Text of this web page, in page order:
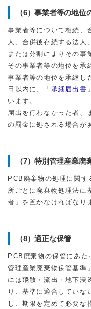
（6）事業者等の地位
事業者等について相続、
人、合併後存続する法人
または分割によりその事
その事業者等の地位を承
事業者等の地位を承継し
日以内に、「 承継届出書
います。
届出を行わなかった者、
の罰金に処される場合が
（7）特別管理産業
PCB廃棄物の処理に関す
所ごとに廃棄物処理法に
者」を置かなければなり
（8）適正な保管
PCB廃棄物の保管にあた
管理産業廃棄物保管基準
には飛散・流出・地下浸
り、基準に適合していな
し、期限を定めて必要な